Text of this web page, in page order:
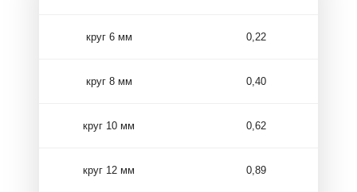
круг 6 мм 0,22
круг 8 мм 0,40
круг 10 мм 0,62
круг 12 мм 0,89